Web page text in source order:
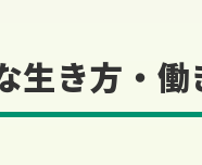
生き方・働